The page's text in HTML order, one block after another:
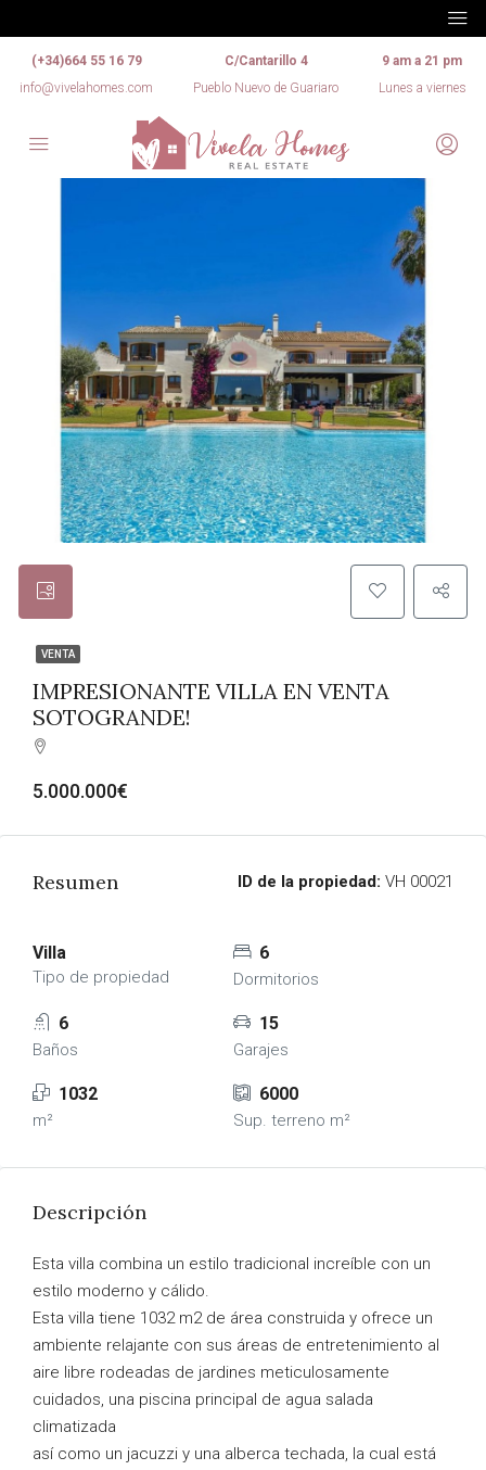
(+34)664 55 16 79
info@vivelahomes.com
C/Cantarillo 4
Pueblo Nuevo de Guariaro
9 am a 21 pm
Lunes a viernes
VENTA
IMPRESIONANTE VILLA EN VENTA
SOTOGRANDE!
5.000.000€
Resumen ID de la propiedad: VH 00021
Villa
Tipo de propiedad
6
Dormitorios
6
Baños
15
Garajes
1032
m²
6000
Sup. terreno m²
Descripción
Esta villa combina un estilo tradicional increíble con un
estilo moderno y cálido.
Esta villa tiene 1032 m2 de área construida y ofrece un
ambiente relajante con sus áreas de entretenimiento al
aire libre rodeadas de jardines meticulosamente
cuidados, una piscina principal de agua salada
climatizada
así como un jacuzzi y una alberca techada, la cual está